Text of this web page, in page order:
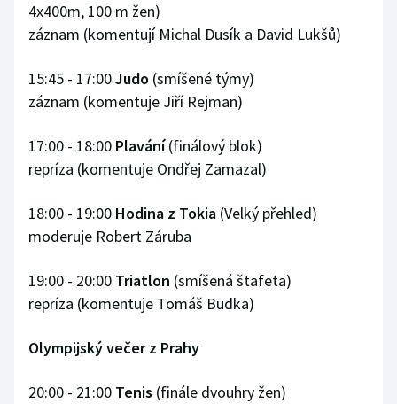
4x400m, 100 m žen)
záznam (komentují Michal Dusík a David Lukšů)
15:45 - 17:00Judo (smíšené týmy)
záznam (komentuje Jiří Rejman)
17:00 - 18:00 Plavání(finálový blok)
repríza (komentuje Ondřej Zamazal)
18:00 - 19:00 Hodina z Tokia (Velký přehled)
moderuje Robert Záruba
19:00 - 20:00 Triatlon (smíšená štafeta)
repríza (komentuje Tomáš Budka)
Olympijský večer z Prahy
20:00 - 21:00 Tenis (finále dvouhry žen)